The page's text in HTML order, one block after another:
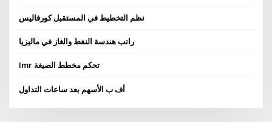
نظم التخطيط في المستقبل كورفاليس
راتب هندسة النفط والغاز في ماليزيا
Imr تحكم مخطط الصيغة
أف ب الأسهم بعد ساعات التداول